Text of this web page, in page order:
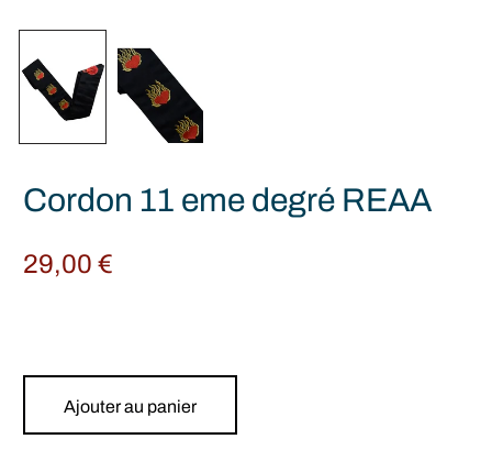
Cordon 11 eme degré REAA
29,00€
Ajouter au panier